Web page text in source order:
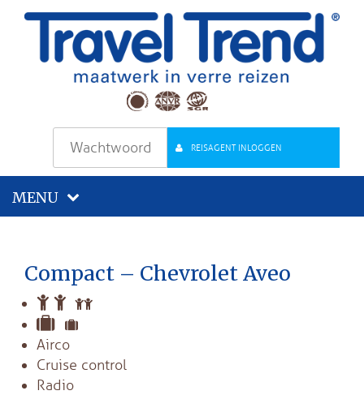
REISAGENT INLOGGEN
MENU
Compact – Chevrolet Aveo
Airco
Cruise control
Radio